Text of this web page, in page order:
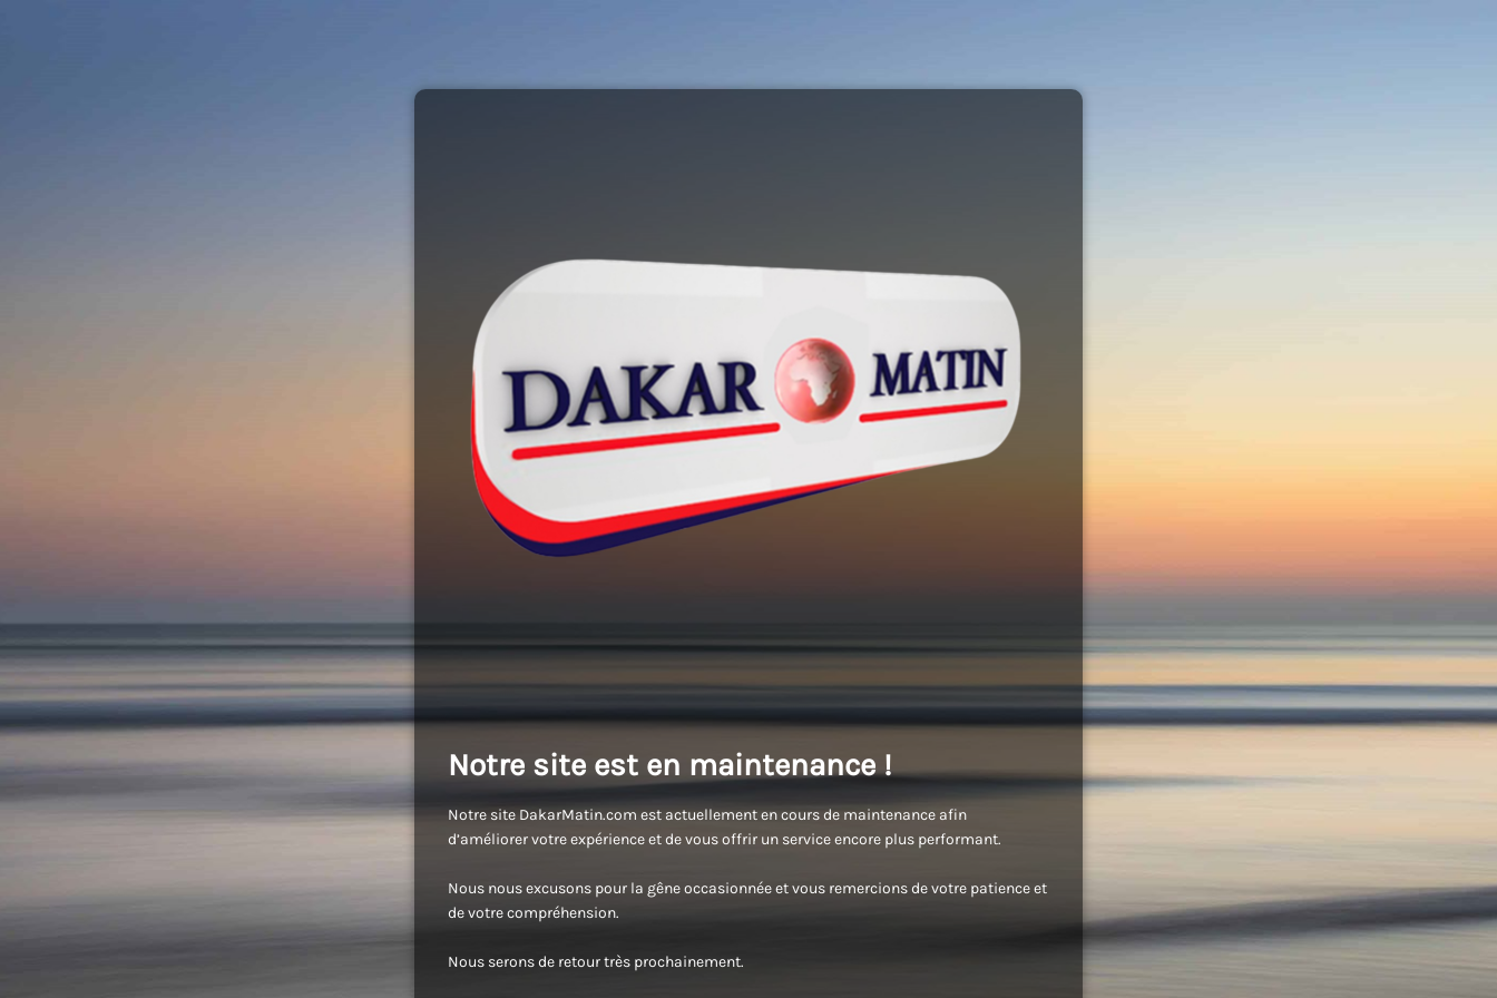
Notre site est en maintenance !
Notre site DakarMatin.com est actuellement en cours de maintenance afin
d’améliorer votre expérience et de vous offrir un service encore plus performant.
Nous nous excusons pour la gêne occasionnée et vous remercions de votre patience et
de votre compréhension.
Nous serons de retour très prochainement.